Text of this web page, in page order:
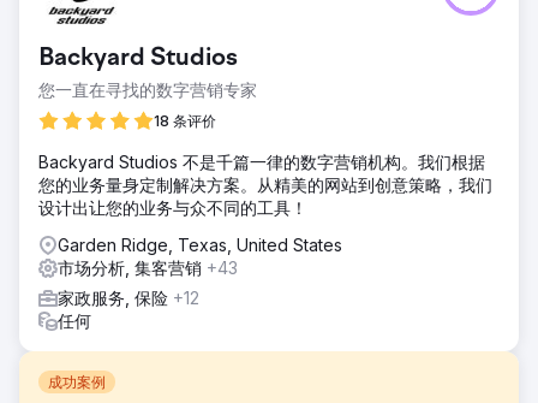
Backyard Studios
您一直在寻找的数字营销专家
18 条评价
Backyard Studios 不是千篇一律的数字营销机构。我们根据
您的业务量身定制解决方案。从精美的网站到创意策略，我们
设计出让您的业务与众不同的工具！
Garden Ridge, Texas, United States
市场分析, 集客营销 +43
家政服务, 保险 +12
任何
成功案例